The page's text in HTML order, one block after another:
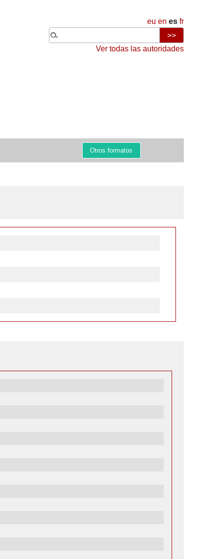
eu en es fr
Ver todas las autoridades
Otros formatos